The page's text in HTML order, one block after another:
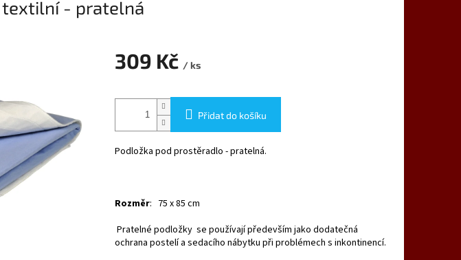
textilní - pratelná
309 Kč / ks
cena:
Přidat do košíku
Podložka pod prostěradlo - pratelná.
Rozměr: 75 x 85 cm
Pratelné podložky se používají především jako dodatečná
ochrana postelí a sedacího nábytku při problémech s inkontinencí.